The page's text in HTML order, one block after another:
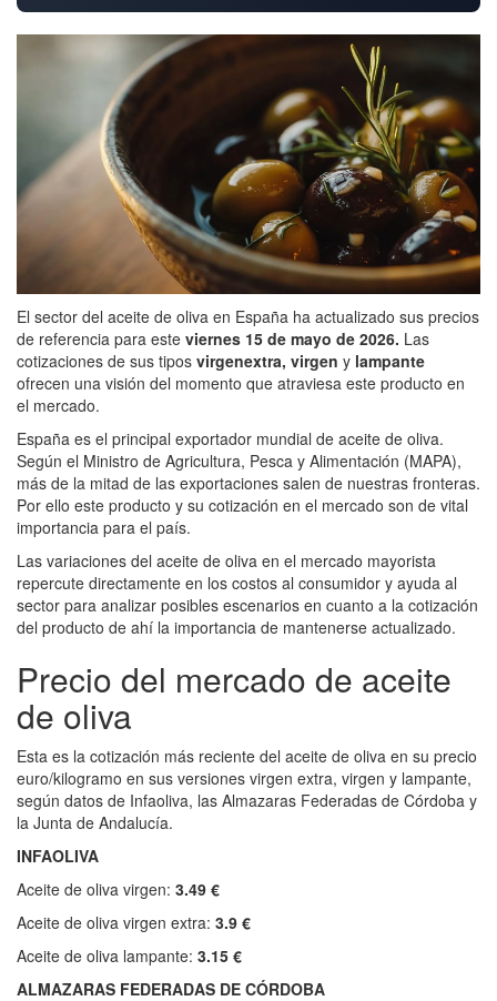
El sector del aceite de oliva en España ha actualizado sus precios
de referencia para este viernes 15 de mayo de 2026. Las
cotizaciones de sus tipos virgenextra, virgen y lampante
ofrecen una visión del momento que atraviesa este producto en
el mercado.
España es el principal exportador mundial de aceite de oliva.
Según el Ministro de Agricultura, Pesca y Alimentación (MAPA),
más de la mitad de las exportaciones salen de nuestras fronteras.
Por ello este producto y su cotización en el mercado son de vital
importancia para el país.
Las variaciones del aceite de oliva en el mercado mayorista
repercute directamente en los costos al consumidor y ayuda al
sector para analizar posibles escenarios en cuanto a la cotización
del producto de ahí la importancia de mantenerse actualizado.
Precio del mercado de aceite
de oliva
Esta es la cotización más reciente del aceite de oliva en su precio
euro/kilogramo en sus versiones virgen extra, virgen y lampante,
según datos de Infaoliva, las Almazaras Federadas de Córdoba y
la Junta de Andalucía.
INFAOLIVA
Aceite de oliva virgen: 3.49 €
Aceite de oliva virgen extra: 3.9 €
Aceite de oliva lampante: 3.15 €
ALMAZARAS FEDERADAS DE CÓRDOBA